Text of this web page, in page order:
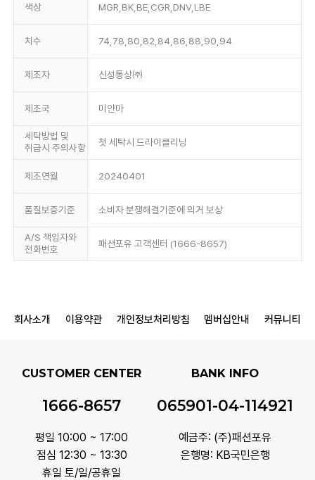
색상 MGR,BK,BE,CGR,DNV,LBE
치수 74,78,80,82,84,86,88,90,94
제조자 신성통상㈜
제조국 미얀마
세탁방법 및
취급시 주의사항
첫 세탁시 드라이클리닝
제조연월 20240401
품질보증기준 소비자 분쟁해결기준에 의거 보상
A/S 책임자와
전화번호
패션포유 고객센터 (1666-8657)
회사소개 이용약관 개인정보처리방침 멤버십안내 커뮤니티
CUSTOMER CENTER
1666-8657
평일 10:00 ~ 17:00
점심 12:30 ~ 13:30
휴일 토/일/공휴일
BANK INFO
065901-04-114921
예금주: (주)패션포유
은행명: KB국민은행